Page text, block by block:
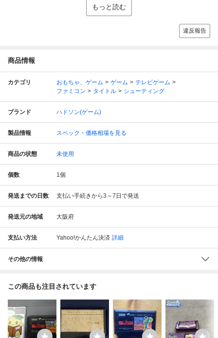
もっと読む
違反報告
商品情報
カテゴリ おもちゃ、ゲーム ゲーム
テレビゲーム
ファミコン
タイトル シューティング
ブランド ハドソン(ゲーム)
製品情報 スペック・価格相場を見る
商品の状態 未使用
個数 1個
発送までの日数 支払い手続きから3～7日で発送
発送元の地域 大阪府
支払い方法 Yahoo!かんたん決済 詳細
その他の情報
この商品も注目されています